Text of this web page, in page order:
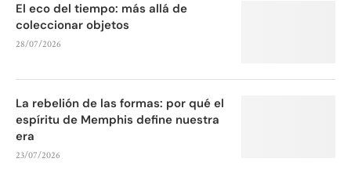
El eco del tiempo: más allá de
coleccionar objetos
28/07/2026
La rebelión de las formas: por qué el
espíritu de Memphis define nuestra
era
23/07/2026